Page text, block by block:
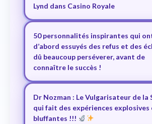
Lynd dans Casino Royale
50 personnalités inspirantes qui
d’abord essuyés des refus et des
dû beaucoup perséverer, avant de
connaître le succès !
Dr Nozman : Le Vulgarisateur de la
qui fait des expériences explosives
bluffantes !!!